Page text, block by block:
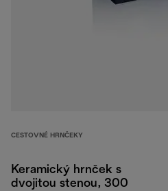
CESTOVNÉ HRNČEKY
Keramický hrnček s
dvojitou stenou, 300